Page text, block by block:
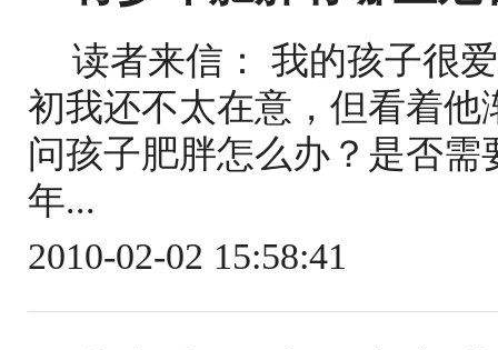
读者来信： 我的孩子很
初我还不太在意，但看着
问孩子肥胖怎么办？是否
年...
2010-02-02 15:58:41